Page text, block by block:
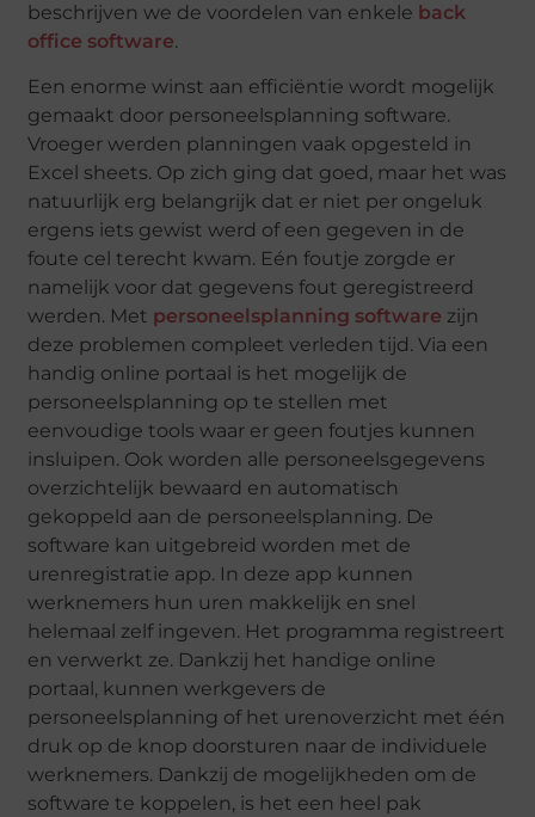
beschrijven we de voordelen van enkele back
office software.
Een enorme winst aan efficiëntie wordt mogelijk
gemaakt door personeelsplanning software.
Vroeger werden planningen vaak opgesteld in
Excel sheets. Op zich ging dat goed, maar het was
natuurlijk erg belangrijk dat er niet per ongeluk
ergens iets gewist werd of een gegeven in de
foute cel terecht kwam. Eén foutje zorgde er
namelijk voor dat gegevens fout geregistreerd
werden. Met personeelsplanning software zijn
deze problemen compleet verleden tijd. Via een
handig online portaal is het mogelijk de
personeelsplanning op te stellen met
eenvoudige tools waar er geen foutjes kunnen
insluipen. Ook worden alle personeelsgegevens
overzichtelijk bewaard en automatisch
gekoppeld aan de personeelsplanning. De
software kan uitgebreid worden met de
urenregistratie app. In deze app kunnen
werknemers hun uren makkelijk en snel
helemaal zelf ingeven. Het programma registreert
en verwerkt ze. Dankzij het handige online
portaal, kunnen werkgevers de
personeelsplanning of het urenoverzicht met één
druk op de knop doorsturen naar de individuele
werknemers. Dankzij de mogelijkheden om de
software te koppelen, is het een heel pak